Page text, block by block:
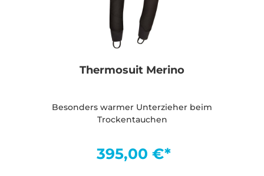
Thermosuit Merino
Besonders warmer Unterzieher beim
Trockentauchen
395,00 €*